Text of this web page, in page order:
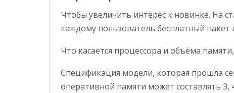
Чтобы увеличить интерес к новинке. На
каждому пользователь бесплатный
Что касается процессора и объёма
Спецификация модели, которая прошла
оперативной памяти может составлять 3,